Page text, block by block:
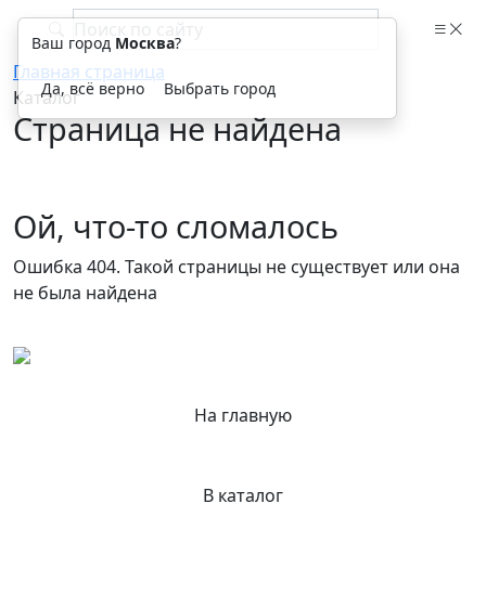
Главная страница
Каталог
Страница не найдена
Ой, что-то сломалось
Ошибка 404. Такой страницы не существует или она
не была найдена
На главную
В каталог
Ваш город Москва?
Да, всё верно Выбрать город